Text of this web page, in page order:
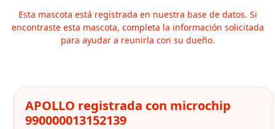
Esta mascota está registrada en nuestra base de datos. Si
encontraste esta mascota, completa la información solicitada
para ayudar a reunirla con su dueño.
APOLLO registrada con microchip
990000013152139